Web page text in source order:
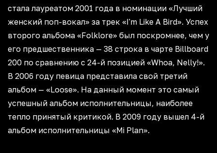
стала лауреатом 2001 года в номинации «Лучший
женский поп-вокал» за трек «I'm Like A Bird». Успех
второго альбома «Folklore» был поскромнее, чем у
его предшественника — 38 строка в чарте Billboard
200 по сравнению с 24-й позицией «Whoa, Nelly!».
В 2006 году певица представила свой третий
альбом — «Loose». На данный момент это самый
успешный альбом исполнительницы, наиболее
тепло принятый критикой. В 2009 году вышел 4-й
альбом исполнительницы «Mi Plan».